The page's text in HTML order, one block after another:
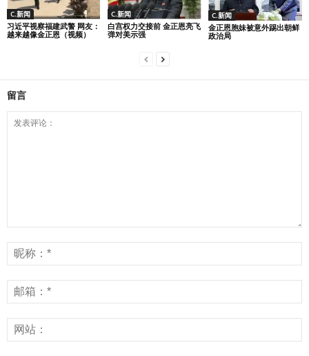
C.新闻
习近平视察福建武警 网友：
越来越像金正恩（视频）
C.新闻
白宫权力交接前 金正恩亮飞
弹对美示强
C.新闻
金正恩胞妹被意外踢出朝鲜
政治局
留言